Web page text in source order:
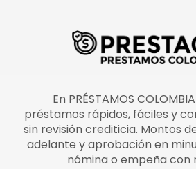
En PRÉSTAMOS
préstamos rápidos, fáciles y
sin revisión crediticia. Montos
adelante y aprobación en
nómina o empeña con